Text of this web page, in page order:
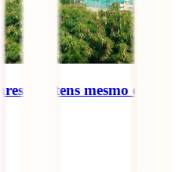
que tens mesmo que